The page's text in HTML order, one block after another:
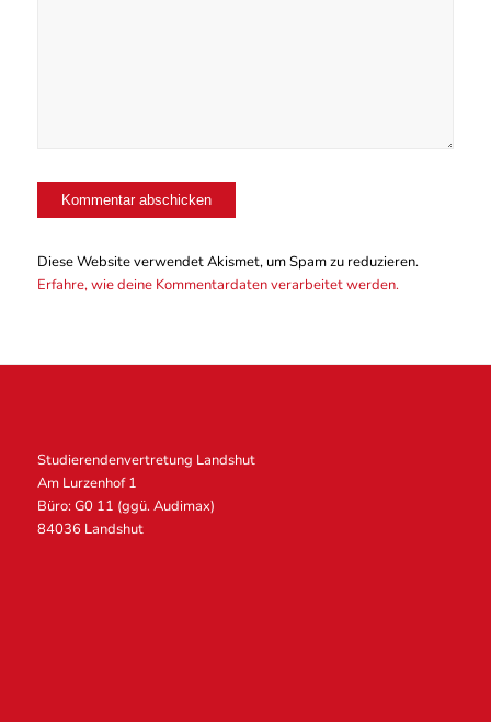
Diese Website verwendet Akismet, um Spam zu reduzieren.
Erfahre, wie deine Kommentardaten verarbeitet werden.
Studierendenvertretung Landshut
Am Lurzenhof 1
Büro: G0 11 (ggü. Audimax)
84036 Landshut